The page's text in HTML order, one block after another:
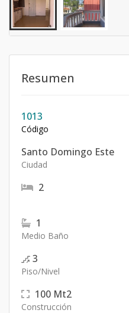
Resumen
1013
Código
Santo Domingo Este
Ciudad
2
1
Medio Baño
3
Piso/Nivel
100 Mt2
Construcción